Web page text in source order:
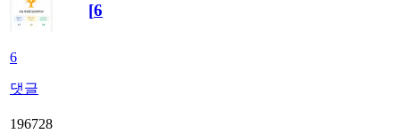
6
댓글
[6]
196728